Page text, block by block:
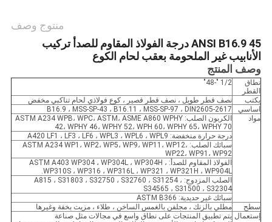
منتوج وصف
ANSI B16.9 45 درجة الفولاذ المقاوم للصدأ تركيب
الأنابيب غير الملحومة بعقب لحام الكوع
وصف المنتج
نطاق
القطر
1/2 "-48"
يكتب
نصف قطر طويل ، نصف قطر قصير ، كوع فولاذي لحام تناكبي مخفض
اساسي
B16.9 ، MSS-SP-43 ، B16.11 ، MSS-SP-97 ، DIN2605-2617
مواد
الكربون الصلب: ASTM A234 WPB، WPC، ASTM، ASME A860 WPHY
42، WPHY 46، WPHY 52، WPH 60، WPHY 65، WPHY 70
درجة حرارة منخفضة: A420 LF1 ، LF3 ، LF6 ، WPL3 ، WPL6 ، WPL9
سبائك الصلب: ASTM A234 WP1، WP2، WP5، WP9، WP11، WP12،
WP22، WP91، WP92
الفولاذ المقاوم للصدأ: ASTM A403 WP304 ، WP304L ، WP304H ،
WP310S ، WP316 ، WP316L ، WP321 ، WP321H ، WP904L.
الصلب المزدوج: A815 ، S31803 ، S32750 ، S32760 ، S31254 ،
S34565 ، S31500 ، S32304
سبائك غير حديدية: ASTM B366
سطح
مطلي بالزنك ، مجلفن بالغمس الساخن ، طلاء ، مزيت بخفة وغيرها
إستعمال يتم تطبيق المنتجات على نطاق واسع في مجالات مثل صناعة